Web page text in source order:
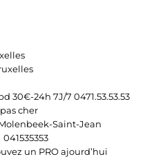
30€-24h 7J/7 0471.53.53.53
cher
Saint-Jean
un PRO ajourd’hui